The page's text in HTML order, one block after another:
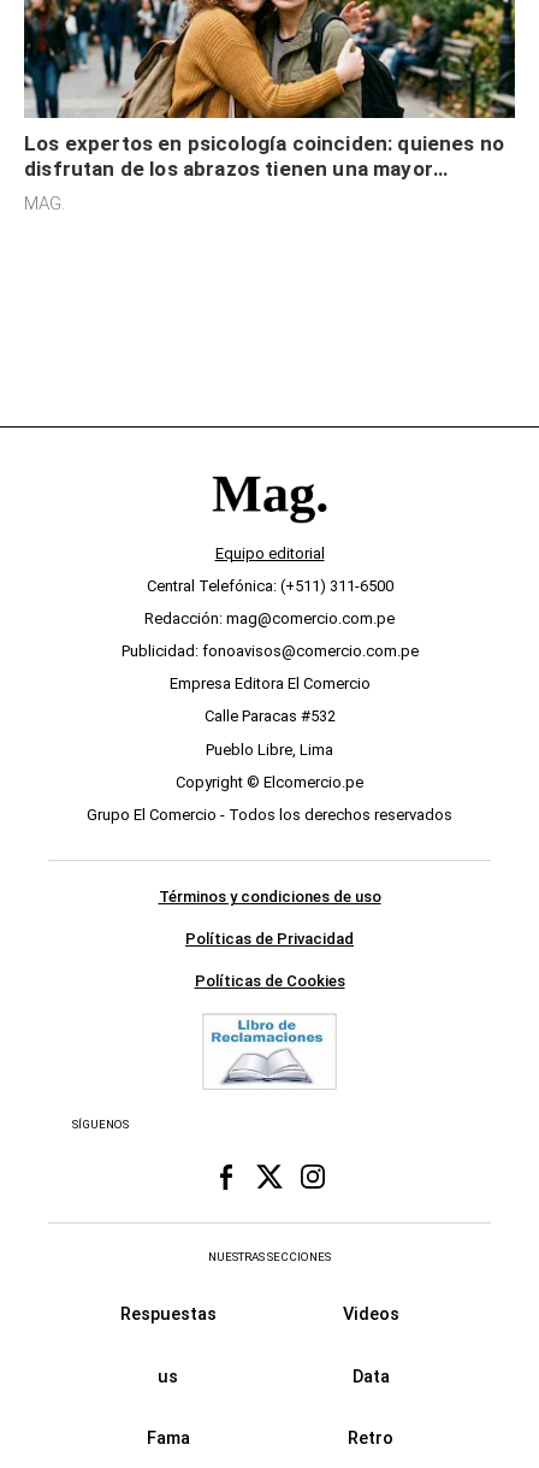
Los expertos en psicología coinciden: quienes no
disfrutan de los abrazos tienen una mayor
sensibilidad a los estímulos físicos y no es por
MAG.
Equipo editorial
Central Telefónica: (+511) 311-6500
Redacción: mag@comercio.com.pe
Publicidad: fonoavisos@comercio.com.pe
Empresa Editora El Comercio
Calle Paracas #532
Pueblo Libre, Lima
Copyright © Elcomercio.pe
Grupo El Comercio - Todos los derechos reservados
Términos y condiciones de uso
Políticas de Privacidad
Políticas de Cookies
SÍGUENOS
NUESTRAS SECCIONES
Respuestas Videos
us Data
Fama Retro